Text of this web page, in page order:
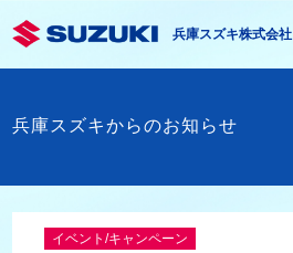
兵庫スズキ株式会社
兵庫スズキからのお知らせ
イベント/キャンペーン